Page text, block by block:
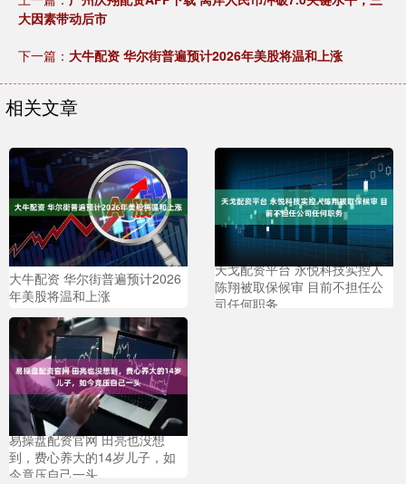
大因素带动后市
下一篇： 大牛配资 华尔街普遍预计2026年美股将温和上涨
相关文章
大牛配资 华尔街普遍预计2026
年美股将温和上涨
天戈配资平台 永悦科技实控人
陈翔被取保候审 目前不担任公
司任何职务
易操盘配资官网 田亮也没想
到，费心养大的14岁儿子，如
今竟压自己一头